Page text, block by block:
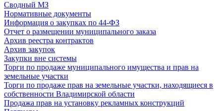
Сводный МЗ
Нормативные документы
Информация о закупках по 44-ФЗ
Отчет о размещении муниципального заказа
Архив реестра контрактов
Архив закупок
Закупки вне системы
Торги по продаже муниципального имущества и прав на
земельные участки
Торги по продаже прав на земельные участки, находящиеся в
собственности Владимирской области
Продажа прав на установку рекламных конструкций